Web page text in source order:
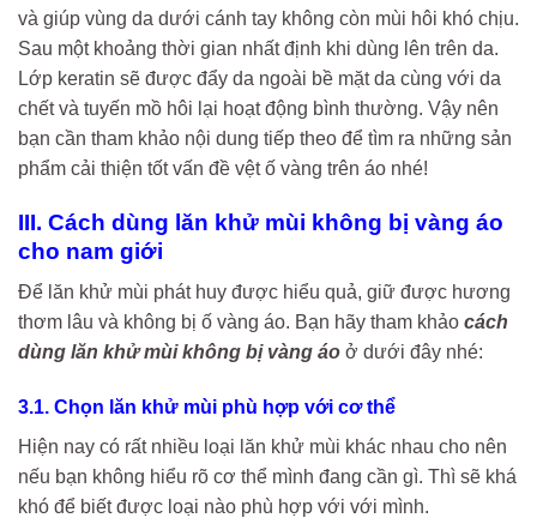
và giúp vùng da dưới cánh tay không còn mùi hôi khó chịu.
Sau một khoảng thời gian nhất định khi dùng lên trên da.
Lớp keratin sẽ được đẩy da ngoài bề mặt da cùng với da
chết và tuyến mồ hôi lại hoạt động bình thường. Vậy nên
bạn cần tham khảo nội dung tiếp theo để tìm ra những sản
phẩm cải thiện tốt vấn đề vệt ố vàng trên áo nhé!
III. Cách dùng lăn khử mùi không bị vàng áo
cho nam giới
Để lăn khử mùi phát huy được hiểu quả, giữ được hương
thơm lâu và không bị ố vàng áo. Bạn hãy tham khảo cách
dùng lăn khử mùi không bị vàng áo ở dưới đây nhé:
3.1. Chọn lăn khử mùi phù hợp với cơ thể
Hiện nay có rất nhiều loại lăn khử mùi khác nhau cho nên
nếu bạn không hiểu rõ cơ thể mình đang cần gì. Thì sẽ khá
khó để biết được loại nào phù hợp với với mình.